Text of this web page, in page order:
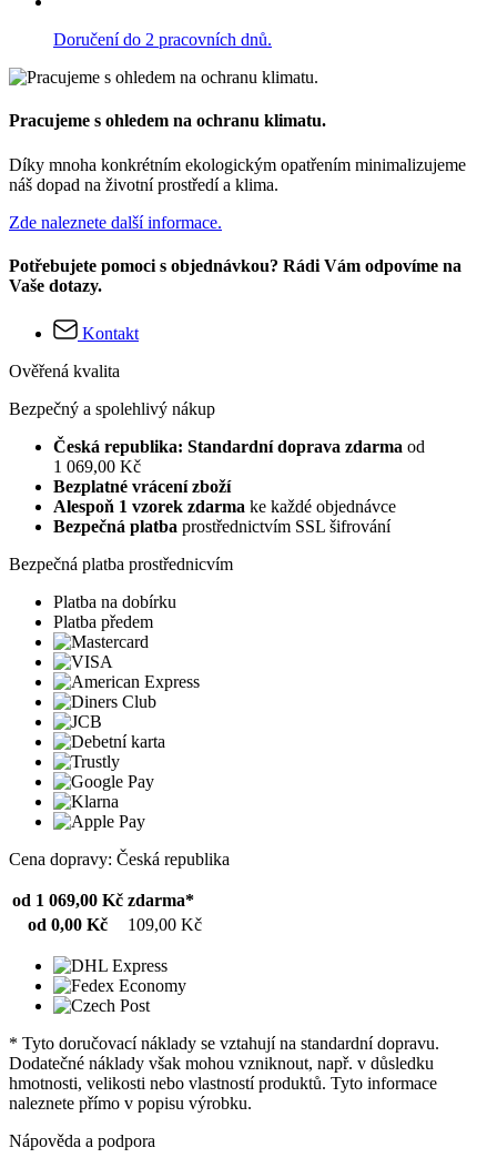
Doručení do 2 pracovních dnů.
Pracujeme s ohledem na ochranu klimatu.
Díky mnoha konkrétním ekologickým opatřením minimalizujeme
náš dopad na životní prostředí a klima.
Zde naleznete další informace.
Potřebujete pomoci s objednávkou? Rádi Vám odpovíme na
Vaše dotazy.
Kontakt
Ověřená kvalita
Bezpečný a spolehlivý nákup
Česká republika: Standardní doprava zdarma od
1 069,00 Kč
Bezplatné vrácení zboží
Alespoň 1 vzorek zdarma ke každé objednávce
Bezpečná platba prostřednictvím SSL šifrování
Bezpečná platba prostřednicvím
Platba na dobírku
Platba předem
Cena dopravy: Česká republika
od 1 069,00 Kč zdarma*
od 0,00 Kč
109,00 Kč
* Tyto doručovací náklady se vztahují na standardní dopravu.
Dodatečné náklady však mohou vzniknout, např. v důsledku
hmotnosti, velikosti nebo vlastností produktů. Tyto informace
naleznete přímo v popisu výrobku.
Nápověda a podpora